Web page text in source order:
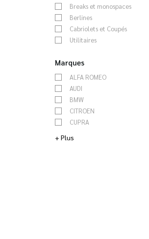
Breaks et monospaces
Berlines
Cabriolets et Coupés
Utilitaires
Marques
ALFA ROMEO
AUDI
BMW
CITROEN
CUPRA
+ Plus